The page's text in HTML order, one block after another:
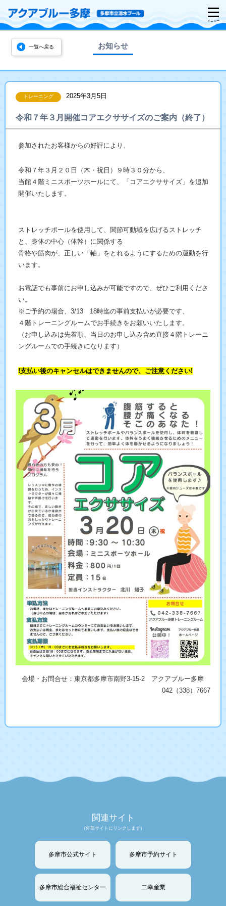
一覧へ戻る お知らせ
トレーニング 2025年3月5日
令和７年３月開催コアエクササイズのご案内（終了）
参加されたお客様からの好評により、
令和７年３月２０日（木・祝日）９時３０分から、
当館４階ミニスポーツホールにて、「コアエクササイズ」を追加
開催いたします。
ストレッチポールを使用して、関節可動域を広げるストレッチ
と、身体の中心（体幹）に関係する
骨格や筋肉が、正しい「軸」をとれるようにするための運動を行
います。
お電話でも事前にお申し込みが可能ですので、ぜひご利用くださ
い。
※ご予約の場合、3/13 18時迄の事前支払いが必要です、
４階トレーニングルームでお手続きをお願いいたします。
（お申し込みは先着順、当日のお申し込み含め直接４階トレーニ
ングルームでの手続きになります）
!支払い後のキャンセルはできませんので、ご注意ください!
会場・お問合せ：東京都多摩市南野3-15-2 アクアブルー多摩
042（338）7667
関連サイト
（外部サイトにリンクします）
多摩市公式サイト 多摩市予約サイト
多摩市総合福祉センター 二幸産業